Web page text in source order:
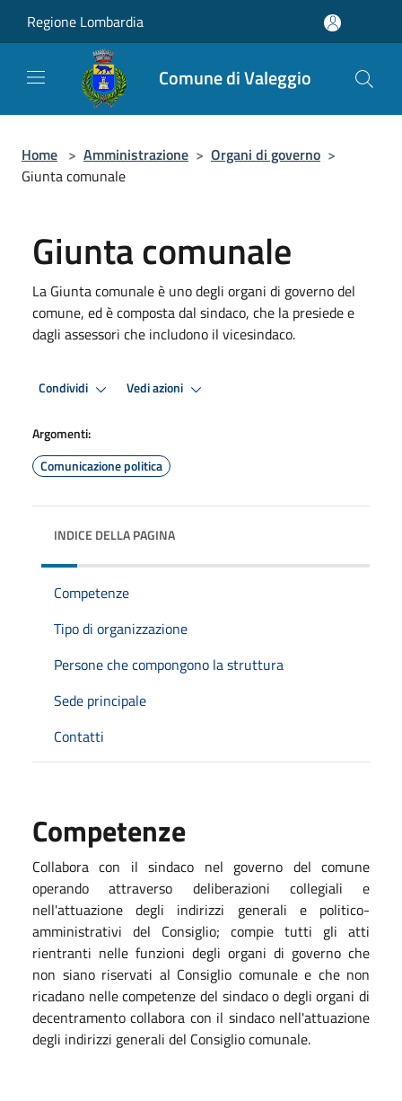
Regione Lombardia
Comune di Valeggio
Home > Amministrazione > Organi di governo >
Giunta comunale
Giunta comunale
La Giunta comunale è uno degli organi di governo del
comune, ed è composta dal sindaco, che la presiede e
dagli assessori che includono il vicesindaco.
Condividi Vedi azioni
Argomenti:
Comunicazione politica
INDICE DELLA PAGINA
Competenze
Tipo di organizzazione
Persone che compongono la struttura
Sede principale
Contatti
Competenze
Collabora con il sindaco nel governo del comune
operando attraverso deliberazioni collegiali e
nell'attuazione degli indirizzi generali e politico-
amministrativi del Consiglio; compie tutti gli atti
rientranti nelle funzioni degli organi di governo che
non siano riservati al Consiglio comunale e che non
ricadano nelle competenze del sindaco o degli organi di
decentramento collabora con il sindaco nell'attuazione
degli indirizzi generali del Consiglio comunale.